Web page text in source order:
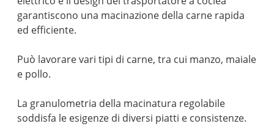
garantiscono una macinazione della carne rapida
ed efficiente.
Può lavorare vari tipi di carne, tra cui manzo, maiale
e pollo.
La granulometria della macinatura regolabile
soddisfa le esigenze di diversi piatti e consistenze.